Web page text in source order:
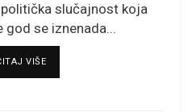
slučajnost koja
god se iznenada...
VIŠEDETAILS